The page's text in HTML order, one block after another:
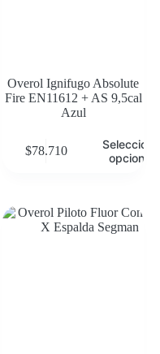
Overol Ignifugo Absolute
Fire EN11612 + AS 9,5cal
Azul
$78.710
opciones